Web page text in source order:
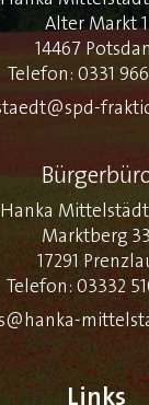
Alter Markt 1
14467
Telefon: 0331
Hanka
Marktberg 33
17291
Telefon: 03332
Links